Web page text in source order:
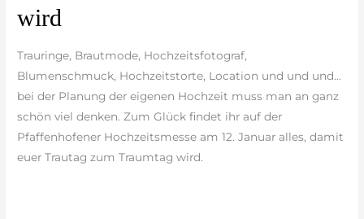
wird
Trauringe, Brautmode, Hochzeitsfotograf,
Blumenschmuck, Hochzeitstorte, Location und und und…
bei der Planung der eigenen Hochzeit muss man an ganz
schön viel denken. Zum Glück findet ihr auf der
Pfaffenhofener Hochzeitsmesse am 12. Januar alles, damit
euer Trautag zum Traumtag wird.
Trautag
Traumtag
wird